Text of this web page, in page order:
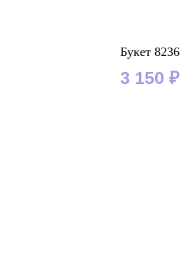
Букет 8236
3 150 ₽